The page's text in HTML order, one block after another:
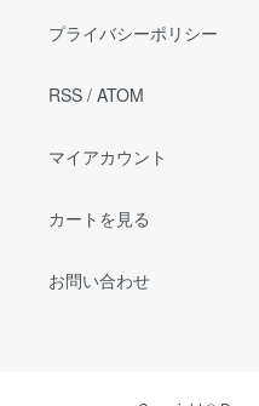
プライバシーポリシー
RSS / ATOM
マイアカウント
カートを見る
お問い合わせ